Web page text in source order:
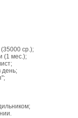
ср.);
(1 мес.);
день;